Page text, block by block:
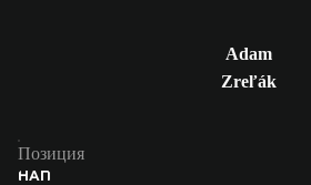
Adam
Zreľák
Позиция
НАП